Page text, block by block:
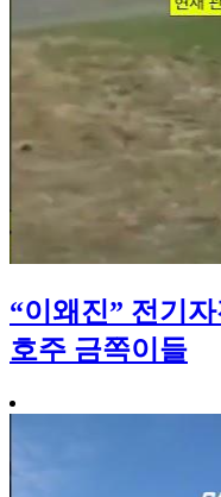
“이왜진” 전기
호주 금쪽이들